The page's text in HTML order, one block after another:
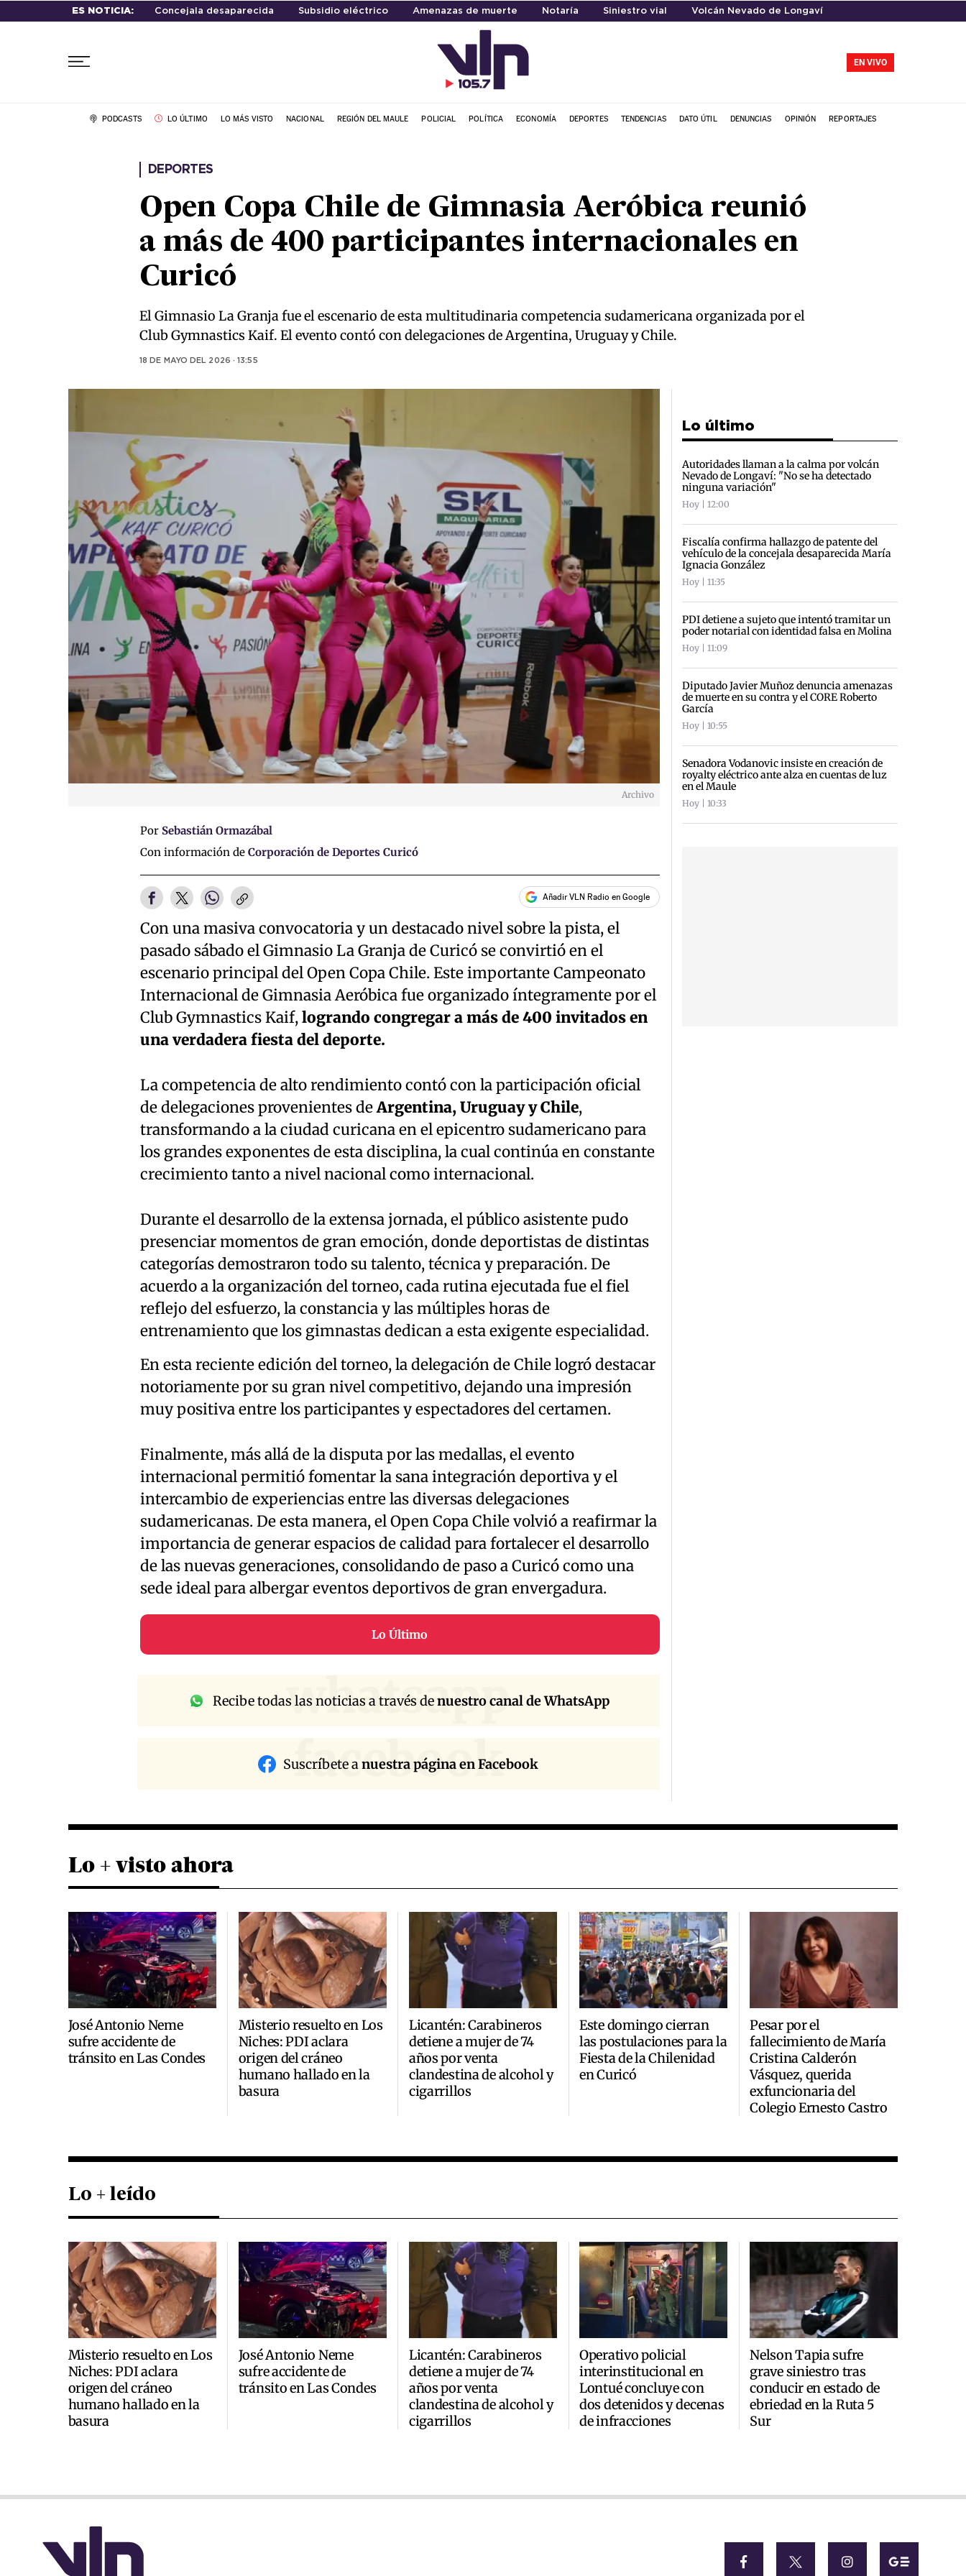
ES NOTICIA: Concejala desaparecida Subsidio eléctrico Amenazas de muerte Notaría Siniestro vial Volcán Nevado de Longaví
EN VIVO
PODCASTS LO ÚLTIMO LO MÁS VISTO NACIONAL REGIÓN DEL MAULE POLICIAL POLÍTICA ECONOMÍA DEPORTES TENDENCIAS DATO ÚTIL DENUNCIAS OPINIÓN REPORTAJES
DEPORTES
Open Copa Chile de Gimnasia Aeróbica reunió
a más de 400 participantes internacionales en
Curicó
El Gimnasio La Granja fue el escenario de esta multitudinaria competencia sudamericana organizada por el
Club Gymnastics Kaif. El evento contó con delegaciones de Argentina, Uruguay y Chile.
18 DE MAYO DEL 2026 · 13:55
Archivo
Por Sebastián Ormazábal
Con información de Corporación de Deportes Curicó
Añadir VLN Radio en Google
Con una masiva convocatoria y un destacado nivel sobre la pista, el
pasado sábado el Gimnasio La Granja de Curicó se convirtió en el
escenario principal del Open Copa Chile. Este importante Campeonato
Internacional de Gimnasia Aeróbica fue organizado íntegramente por el
Club Gymnastics Kaif,logrando congregar a más de 400 invitados en
una verdadera fiesta del deporte.
La competencia de alto rendimiento contó con la participación oficial
de delegaciones provenientes deArgentina, Uruguay y Chile,
transformando a la ciudad curicana en el epicentro sudamericano para
los grandes exponentes de esta disciplina, la cual continúa en constante
crecimiento tanto a nivel nacional como internacional.
Durante el desarrollo de la extensa jornada, el público asistente pudo
presenciar momentos de gran emoción, donde deportistas de distintas
categorías demostraron todo su talento, técnica y preparación. De
acuerdo a la organización del torneo, cada rutina ejecutada fue el fiel
reflejo del esfuerzo, la constancia y las múltiples horas de
entrenamiento que los gimnastas dedican a esta exigente especialidad.
En esta reciente edición del torneo, la delegación de Chile logró destacar
notoriamente por su gran nivel competitivo, dejando una impresión
muy positiva entre los participantes y espectadores del certamen.
Finalmente, más allá de la disputa por las medallas, el evento
internacional permitió fomentar la sana integración deportiva y el
intercambio de experiencias entre las diversas delegaciones
sudamericanas. De esta manera, el Open Copa Chile volvió a reafirmar la
importancia de generar espacios de calidad para fortalecer el desarrollo
de las nuevas generaciones, consolidando de paso a Curicó como una
sede ideal para albergar eventos deportivos de gran envergadura.
Lo Último
whatsapp
Recibe todas las noticias a través denuestro canal de WhatsApp
facebook
Suscríbete anuestra página en Facebook
Lo último
Autoridades llaman a la calma por volcán
Nevado de Longaví: "No se ha detectado
ninguna variación"
Hoy | 12:00
Fiscalía confirma hallazgo de patente del
vehículo de la concejala desaparecida María
Ignacia González
Hoy | 11:35
PDI detiene a sujeto que intentó tramitar un
poder notarial con identidad falsa en Molina
Hoy | 11:09
Diputado Javier Muñoz denuncia amenazas
de muerte en su contra y el CORE Roberto
García
Hoy | 10:55
Senadora Vodanovic insiste en creación de
royalty eléctrico ante alza en cuentas de luz
en el Maule
Hoy | 10:33
Lo + visto ahora
José Antonio Neme
sufre accidente de
tránsito en Las Condes
Misterio resuelto en Los
Niches: PDI aclara
origen del cráneo
humano hallado en la
basura
Licantén: Carabineros
detiene a mujer de 74
años por venta
clandestina de alcohol y
cigarrillos
Este domingo cierran
las postulaciones para la
Fiesta de la Chilenidad
en Curicó
Pesar por el
fallecimiento de María
Cristina Calderón
Vásquez, querida
exfuncionaria del
Colegio Ernesto Castro
Lo + leído
Misterio resuelto en Los
Niches: PDI aclara
origen del cráneo
humano hallado en la
basura
José Antonio Neme
sufre accidente de
tránsito en Las Condes
Licantén: Carabineros
detiene a mujer de 74
años por venta
clandestina de alcohol y
cigarrillos
Operativo policial
interinstitucional en
Lontué concluye con
dos detenidos y decenas
de infracciones
Nelson Tapia sufre
grave siniestro tras
conducir en estado de
ebriedad en la Ruta 5
Sur